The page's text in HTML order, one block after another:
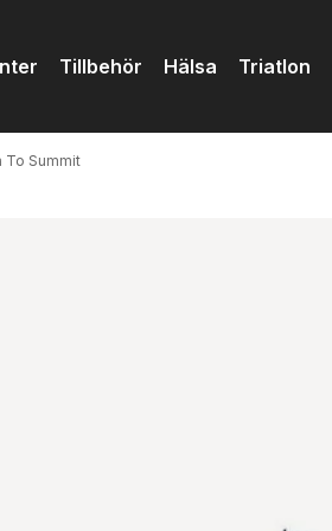
Tillbehör Hälsa Triatlon
To Summit